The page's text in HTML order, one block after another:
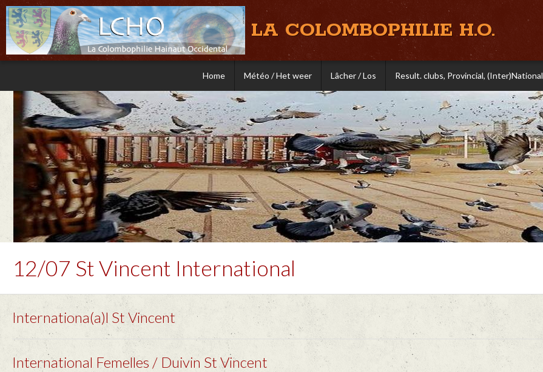
LA COLOMBOPHILIE H.O.
Home Météo / Het weer Lâcher / Los Result. clubs, Provincial, (Inter)National
12/07 St Vincent International
Internationa(a)l St Vincent
International Femelles / Duivin St Vincent